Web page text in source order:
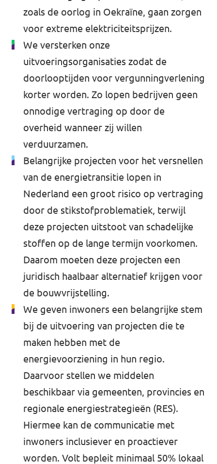
zoals de oorlog in Oekraïne, gaan zorgen
voor extreme elektriciteitsprijzen.
We versterken onze
uitvoeringsorganisaties zodat de
doorlooptijden voor vergunningverlening
korter worden. Zo lopen bedrijven geen
onnodige vertraging op door de
overheid wanneer zij willen
verduurzamen.
Belangrijke projecten voor het versnellen
van de energietransitie lopen in
Nederland een groot risico op vertraging
door de stikstofproblematiek, terwijl
deze projecten uitstoot van schadelijke
stoffen op de lange termijn voorkomen.
Daarom moeten deze projecten een
juridisch haalbaar alternatief krijgen voor
de bouwvrijstelling.
We geven inwoners een belangrijke stem
bij de uitvoering van projecten die te
maken hebben met de
energievoorziening in hun regio.
Daarvoor stellen we middelen
beschikbaar via gemeenten, provincies en
regionale energiestrategieën (RES).
Hiermee kan de communicatie met
inwoners inclusiever en proactiever
worden. Volt bepleit minimaal 50% lokaal